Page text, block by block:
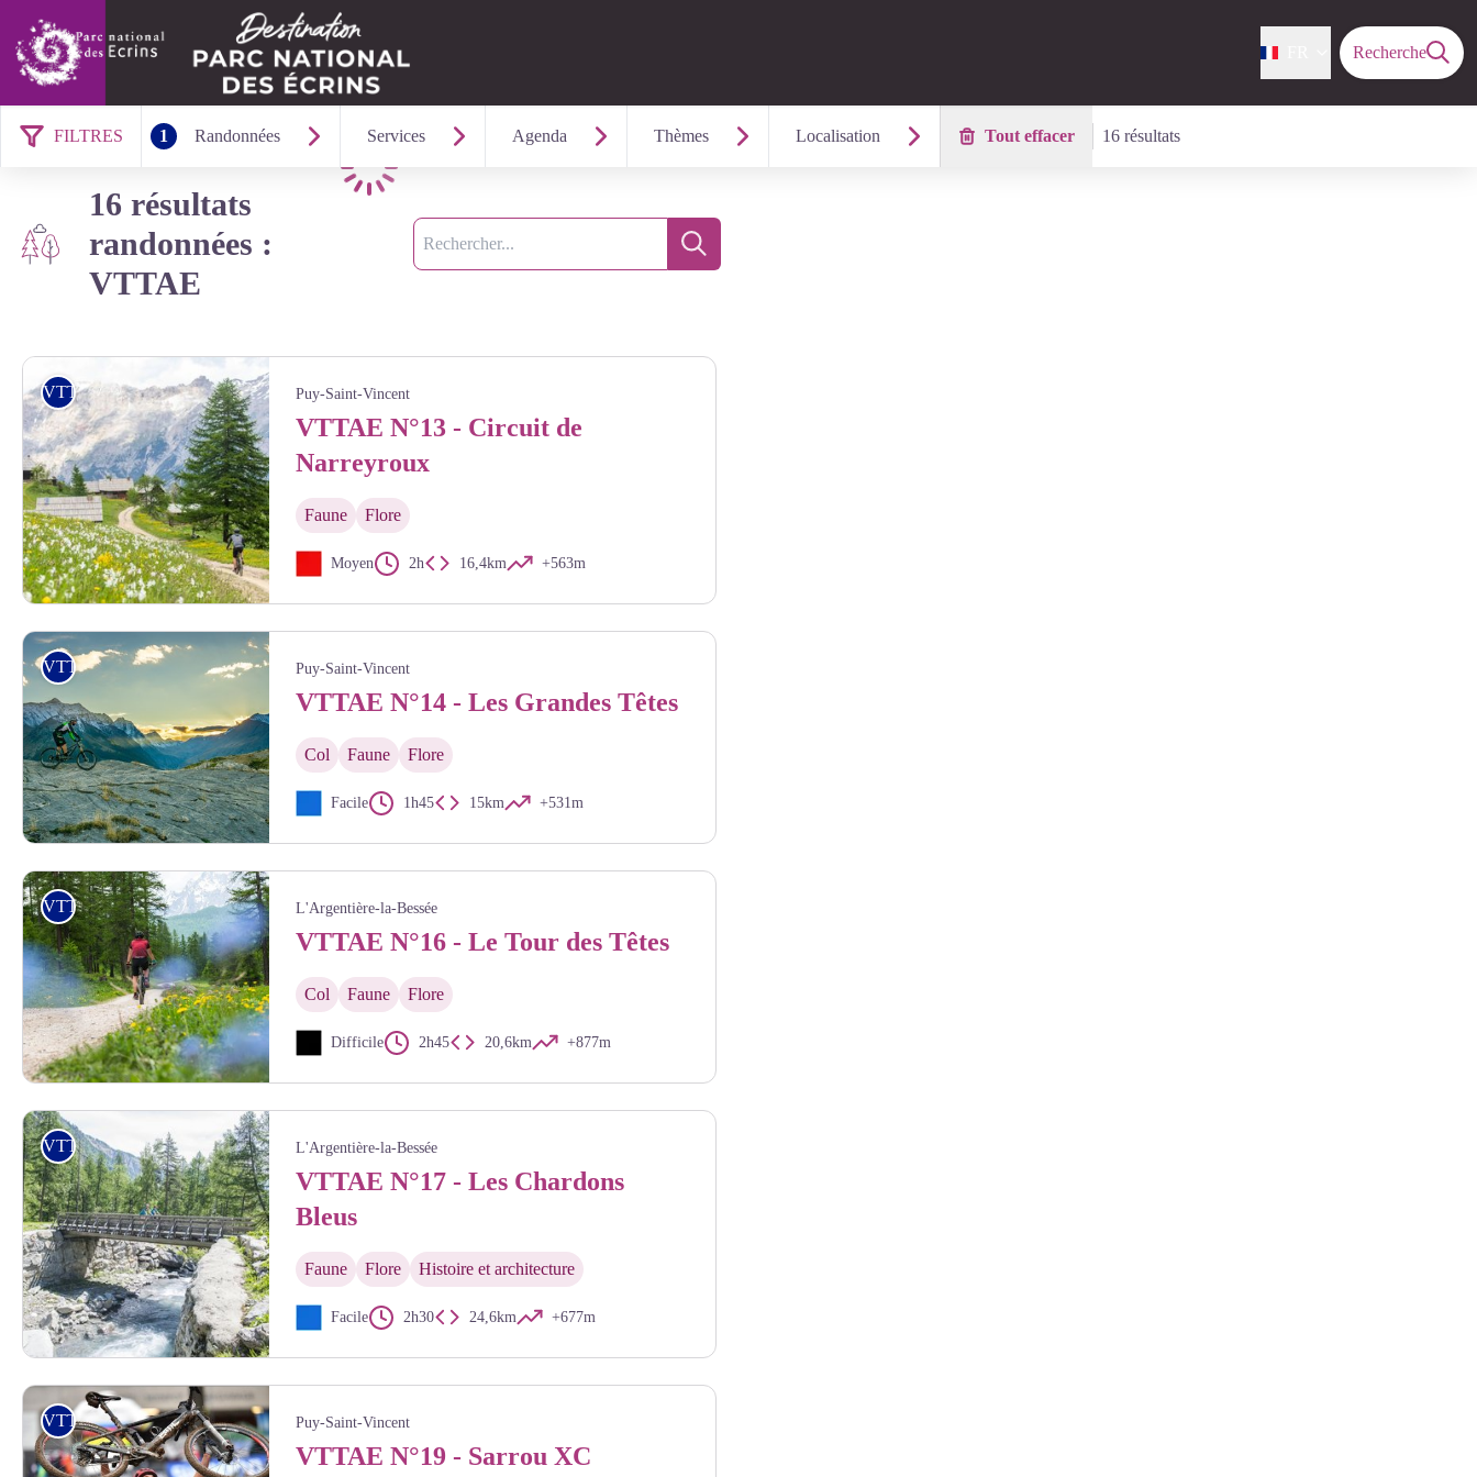
Recherche
FILTRES 1 Randonnées Services Agenda Thèmes Localisation Tout effacer 16 résultats
16 résultats
randonnées :
VTTAE
Recherche
Recherche
VTTAE Puy-Saint-Vincent
VTTAE N°13 - Circuit de
Narreyroux
Faune Flore
Moyen 2h 16,4km +563m
VTTAE Puy-Saint-Vincent
VTTAE N°14 - Les Grandes Têtes
Col Faune Flore
Facile 1h45 15km +531m
VTTAE L'Argentière-la-Bessée
VTTAE N°16 - Le Tour des Têtes
Col Faune Flore
Difficile 2h45 20,6km +877m
VTTAE L'Argentière-la-Bessée
VTTAE N°17 - Les Chardons
Bleus
Faune Flore Histoire et architecture
Facile 2h30 24,6km +677m
VTTAE Puy-Saint-Vincent
VTTAE N°19 - Sarrou XC
Chargement